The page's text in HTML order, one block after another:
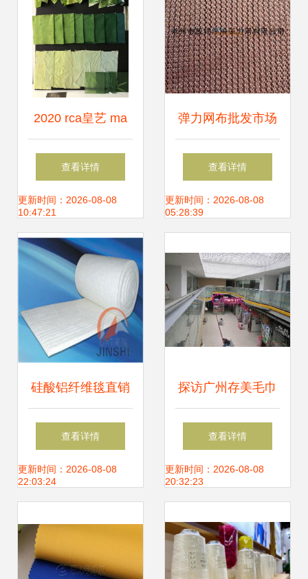
2020 rca皇艺 ma
textiles纺织品设计
线上毕业秀 综合材
料 soft systems方
向
查看详情
更新时间：2026-08-08
10:47:21
弹力网布批发市场
洞析 双针床工业导
流网直销供应的优
查看详情
更新时间：2026-08-08
05:28:39
硅酸铝纤维毯直销
优势解析 厂家直供
针刺毯的型号规格
售指南
查看详情
更新时间：2026-08-08
22:03:24
探访广州存美毛巾
厂 从源头看针纺织
品原料销售新商机
查看详情
更新时间：2026-08-08
20:32:23